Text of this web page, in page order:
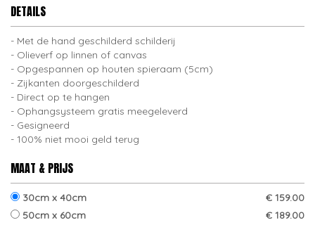
DETAILS
Met de hand geschilderd schilderij
Olieverf op linnen of canvas
Opgespannen op houten spieraam (5cm)
Zijkanten doorgeschilderd
Direct op te hangen
Ophangsysteem gratis meegeleverd
Gesigneerd
100% niet mooi geld terug
MAAT & PRIJS
30cm x 40cm
€ 159.00
50cm x 60cm
€ 189.00